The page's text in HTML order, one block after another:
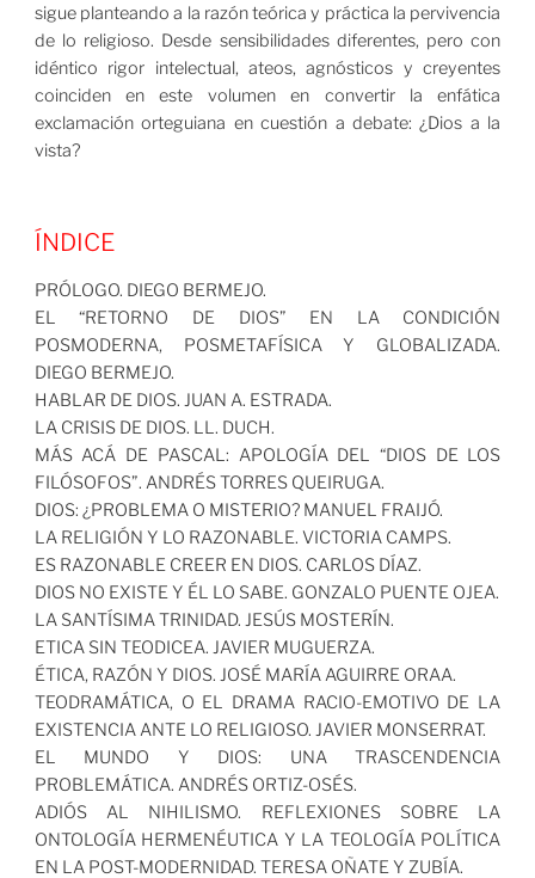
sigue planteando a la razón teórica y práctica la pervivencia
de lo religioso. Desde sensibilidades diferentes, pero con
idéntico rigor intelectual, ateos, agnósticos y creyentes
coinciden en este volumen en convertir la enfática
exclamación orteguiana en cuestión a debate: ¿Dios a la
vista?
ÍNDICE
PRÓLOGO. DIEGO BERMEJO.
EL “RETORNO DE DIOS” EN LA CONDICIÓN
POSMODERNA, POSMETAFÍSICA Y GLOBALIZADA.
DIEGO BERMEJO.
HABLAR DE DIOS. JUAN A. ESTRADA.
LA CRISIS DE DIOS. LL. DUCH.
MÁS ACÁ DE PASCAL: APOLOGÍA DEL “DIOS DE LOS
FILÓSOFOS”. ANDRÉS TORRES QUEIRUGA.
DIOS: ¿PROBLEMA O MISTERIO? MANUEL FRAIJÓ.
LA RELIGIÓN Y LO RAZONABLE. VICTORIA CAMPS.
ES RAZONABLE CREER EN DIOS. CARLOS DÍAZ.
DIOS NO EXISTE Y ÉL LO SABE. GONZALO PUENTE OJEA.
LA SANTÍSIMA TRINIDAD. JESÚS MOSTERÍN.
ETICA SIN TEODICEA. JAVIER MUGUERZA.
ÉTICA, RAZÓN Y DIOS. JOSÉ MARÍA AGUIRRE ORAA.
TEODRAMÁTICA, O EL DRAMA RACIO-EMOTIVO DE LA
EXISTENCIA ANTE LO RELIGIOSO. JAVIER MONSERRAT.
EL MUNDO Y DIOS: UNA TRASCENDENCIA
PROBLEMÁTICA. ANDRÉS ORTIZ-OSÉS.
ADIÓS AL NIHILISMO. REFLEXIONES SOBRE LA
ONTOLOGÍA HERMENÉUTICA Y LA TEOLOGÍA POLÍTICA
EN LA POST-MODERNIDAD. TERESA OÑATE Y ZUBÍA.